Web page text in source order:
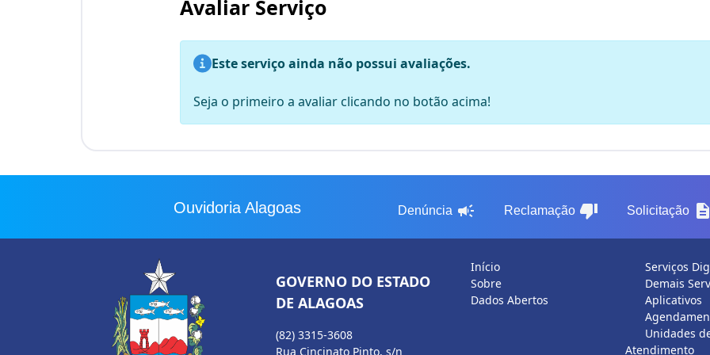
Avaliar Serviço
Este serviço ainda não possui avaliações.
Seja o primeiro a avaliar clicando no botão acima!
Ouvidoria Alagoas Denúncia campaign Reclamação thumb_down Solicitação description
GOVERNO DO ESTADO
DE ALAGOAS
(82) 3315-3608
Rua Cincinato Pinto, s/n
Início
Sobre
Dados Abertos
Serviços
Demais
Aplicativos
Unidades
Atendimento